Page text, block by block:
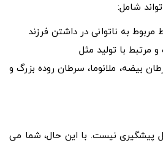
شامل:
به ناتوانی در داشتن فرزند
مرتبط با تولید مثل
بیضه، ملانوما، سرطان روده بزرگ و
پیشگیری نیست. با این حال، شما می